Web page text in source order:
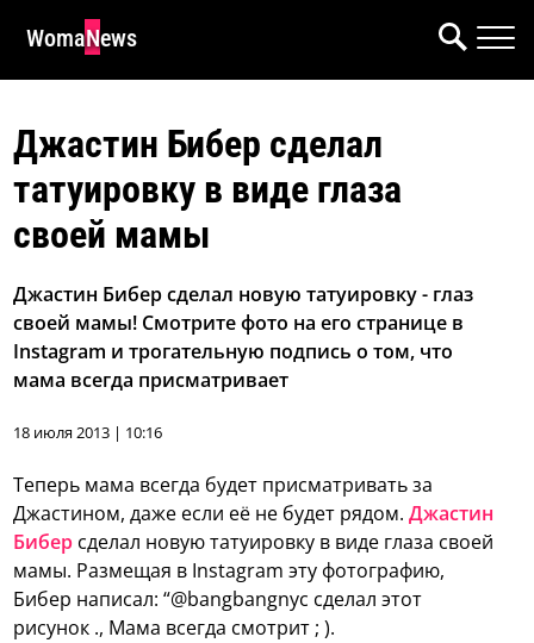
WomaNews
Джастин Бибер сделал
татуировку в виде глаза
своей мамы
Джастин Бибер сделал новую татуировку - глаз
своей мамы! Смотрите фото на его странице в
Instagram и трогательную подпись о том, что
мама всегда присматривает
18 июля 2013 | 10:16
Теперь мама всегда будет присматривать за
Джастином, даже если её не будет рядом.Джастин
Бибер сделал новую татуировку в виде глаза своей
мамы. Размещая в Instagram эту фотографию,
Бибер написал: “@bangbangnyc сделал этот
рисунок ., Мама всегда смотрит ; ).